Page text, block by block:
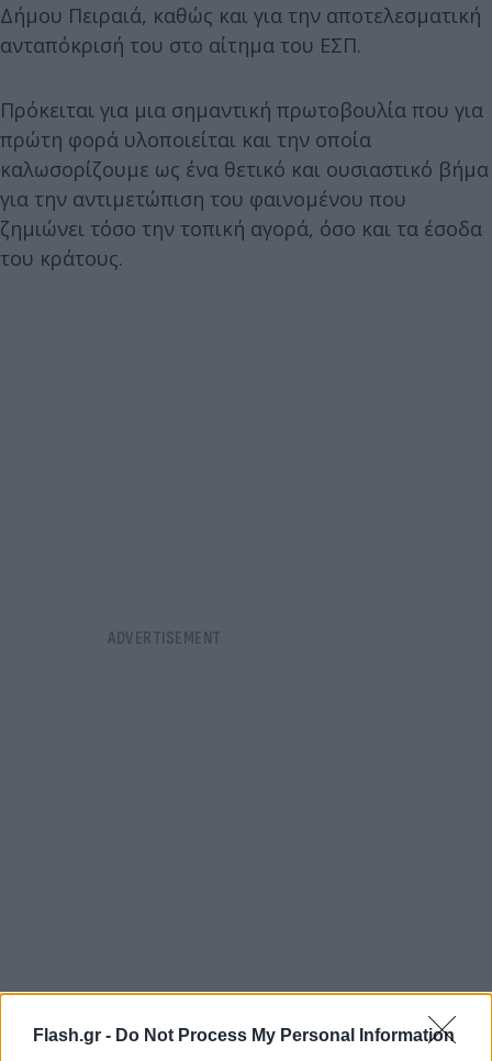
Flash.gr - Do Not Process My Personal Information
Δήμου Πειραιά, καθώς και για την αποτελεσματική
ανταπόκρισή του στο αίτημα του ΕΣΠ.
Πρόκειται για μια σημαντική πρωτοβουλία που για
πρώτη φορά υλοποιείται και την οποία
καλωσορίζουμε ως ένα θετικό και ουσιαστικό βήμα
για την αντιμετώπιση του φαινομένου που
ζημιώνει τόσο την τοπική αγορά, όσο και τα έσοδα
του κράτους.
Ήδη τα αποτελέσματα των ελέγχων απέδειξαν
περίτρανα, ότι με τη βούληση, τη συνεργασία και